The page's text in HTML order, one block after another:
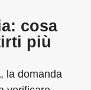
cosa
più
, la domanda